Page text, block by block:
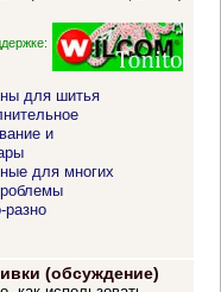
для шитья
и
для многих
разно
(обсуждение)